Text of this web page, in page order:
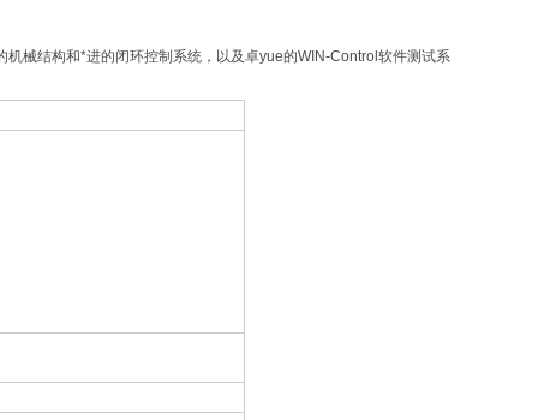
械结构和*进的闭环控制系统，以及卓yue的WIN-Control软件测试系